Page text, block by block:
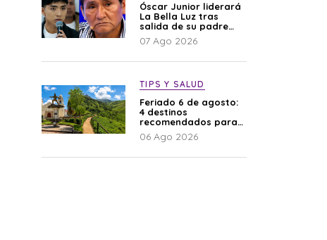
Óscar Junior liderará
La Bella Luz tras
salida de su padre
por polémica con
Naldy Saldaña
07 Ago 2026
TIPS Y SALUD
Feriado 6 de agosto:
4 destinos
recomendados para
disfrutar el descanso
06 Ago 2026